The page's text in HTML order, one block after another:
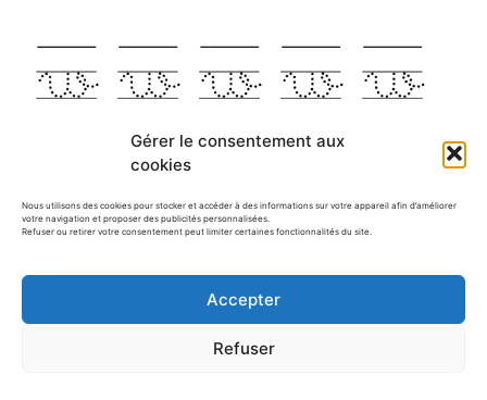
Gérer le consentement aux
cookies
Nous utilisons des cookies pour stocker et accéder à des informations sur votre appareil afin d’améliorer
votre navigation et proposer des publicités personnalisées.
Refuser ou retirer votre consentement peut limiter certaines fonctionnalités du site.
Accepter
Refuser